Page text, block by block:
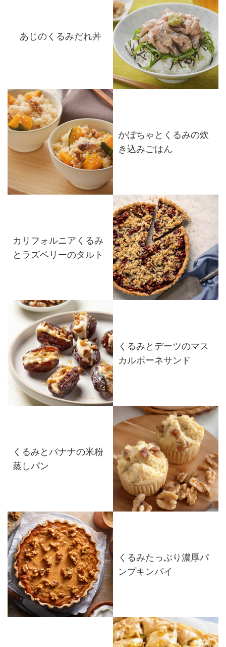
あじのくるみだれ丼
かぼちゃとくるみの炊
き込みごはん
カリフォルニアくるみ
とラズベリーのタルト
くるみとデーツのマス
カルポーネサンド
くるみとバナナの米粉
蒸しパン
くるみたっぷり濃厚パ
ンプキンパイ